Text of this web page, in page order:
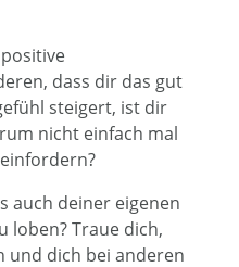
dass dir das gut
steigert, ist dir
nicht einfach mal
auch deiner eigenen
loben? Traue dich,
und dich bei anderen